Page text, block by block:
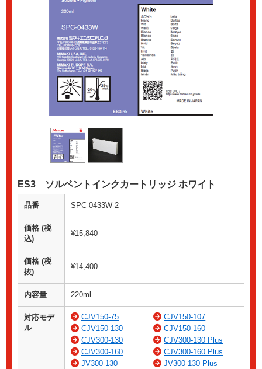
ES3 ソルベントインクカートリッジ ホワイト
品番 SPC-0433W-2
価格 (税
込)
¥15,840
価格 (税
抜)
¥14,400
内容量 220ml
対応モデ
ル
CJV150-75
CJV150-107
CJV150-130
CJV150-160
CJV300-130
CJV300-130 Plus
CJV300-160
CJV300-160 Plus
JV300-130
JV300-130 Plus